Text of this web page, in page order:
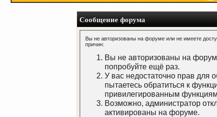
Сообщение форума
Вы не авторизованы на форуме или не имеете
причин:
Вы не авторизованы на
попробуйте ещё раз.
У вас недостаточно прав для
пытаетесь обратиться к
привилегированным
Возможно, администратор
активированы на форуме.